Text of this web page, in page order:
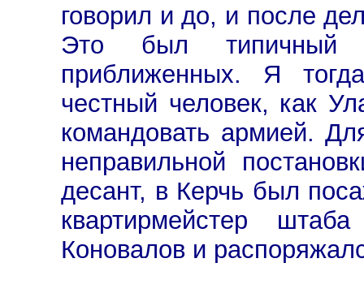
говорил и до, и после
Это был типичный
приближенных. Я
честный человек, как
командовать армией.
неправильной
десант, в Керчь был
квартирмейстер
Коновалов и